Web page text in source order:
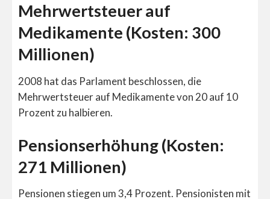
Mehrwertsteuer auf
Medikamente (Kosten: 300
Millionen)
2008 hat das Parlament beschlossen, die
Mehrwertsteuer auf Medikamente von 20 auf 10
Prozent zu halbieren.
Pensionserhöhung (Kosten:
271 Millionen)
Pensionen stiegen um 3,4 Prozent. Pensionisten mit